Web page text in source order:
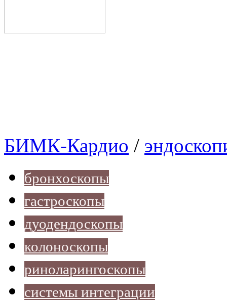
БИМК-Кардио /
бронхоскопы
гастроскопы
дуодендоскопы
колоноскопы
риноларингоскопы
системы интеграции